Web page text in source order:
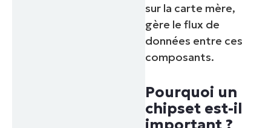
sur la carte mère,
gère le flux de
données entre ces
composants.
Pourquoi un
chipset est-il